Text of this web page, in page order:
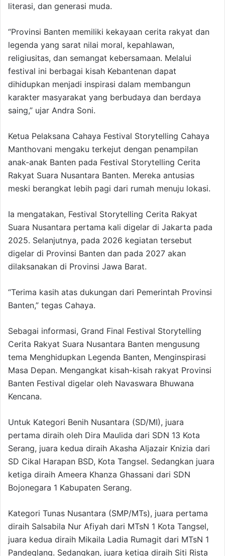
literasi, dan generasi muda.
“Provinsi Banten memiliki kekayaan cerita rakyat dan
legenda yang sarat nilai moral, kepahlawan,
religiusitas, dan semangat kebersamaan. Melalui
festival ini berbagai kisah Kebantenan dapat
dihidupkan menjadi inspirasi dalam membangun
karakter masyarakat yang berbudaya dan berdaya
saing,” ujar Andra Soni.
Ketua Pelaksana Cahaya Festival Storytelling Cahaya
Manthovani mengaku terkejut dengan penampilan
anak-anak Banten pada Festival Storytelling Cerita
Rakyat Suara Nusantara Banten. Mereka antusias
meski berangkat lebih pagi dari rumah menuju lokasi.
Ia mengatakan, Festival Storytelling Cerita Rakyat
Suara Nusantara pertama kali digelar di Jakarta pada
2025. Selanjutnya, pada 2026 kegiatan tersebut
digelar di Provinsi Banten dan pada 2027 akan
dilaksanakan di Provinsi Jawa Barat.
“Terima kasih atas dukungan dari Pemerintah Provinsi
Banten,” tegas Cahaya.
Sebagai informasi, Grand Final Festival Storytelling
Cerita Rakyat Suara Nusantara Banten mengusung
tema Menghidupkan Legenda Banten, Menginspirasi
Masa Depan. Mengangkat kisah-kisah rakyat Provinsi
Banten Festival digelar oleh Navaswara Bhuwana
Kencana.
Untuk Kategori Benih Nusantara (SD/MI), juara
pertama diraih oleh Dira Maulida dari SDN 13 Kota
Serang, juara kedua diraih Akasha Aljazair Knizia dari
SD Cikal Harapan BSD, Kota Tangsel. Sedangkan juara
ketiga diraih Ameera Khanza Ghassani dari SDN
Bojonegara 1 Kabupaten Serang.
Kategori Tunas Nusantara (SMP/MTs), juara pertama
diraih Salsabila Nur Afiyah dari MTsN 1 Kota Tangsel,
juara kedua diraih Mikaila Ladia Rumagit dari MTsN 1
Pandeglang. Sedangkan, juara ketiga diraih Siti Rista